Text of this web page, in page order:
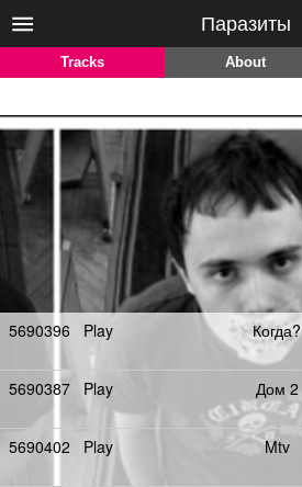
Паразиты
Tracks About
5690396 Play Когда?
5690387
Play Дом 2
5690402
Play Mtv